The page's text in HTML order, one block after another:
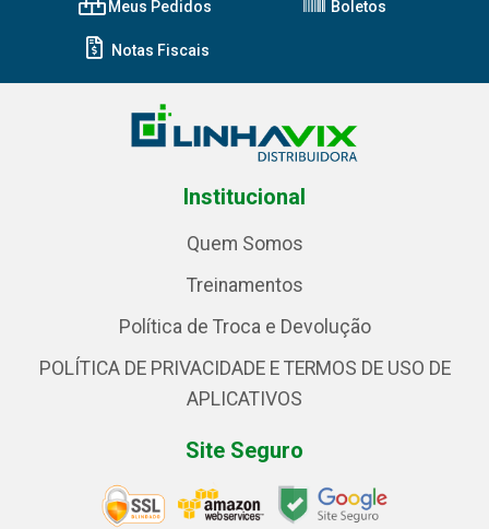
Meus Pedidos Boletos
Notas Fiscais
Institucional
Quem Somos
Treinamentos
Política de Troca e Devolução
POLÍTICA DE PRIVACIDADE E TERMOS DE USO DE
APLICATIVOS
Site Seguro